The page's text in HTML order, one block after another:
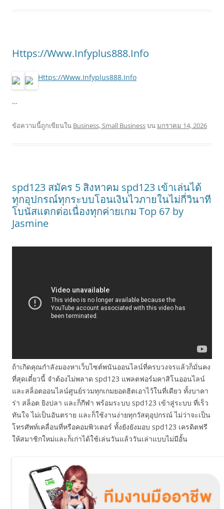
Https://Www.Infyplus888.Info
Https://Www.Infyplus888.Info
…
ข้อความนี้ถูกเขียนใน Business, Small Businessบนมกราคม 14, 2026
spd123 สมัคร 5 สิงหาคม spd123 เข้าเล่นได้
ทุกอุปกรณ์ทุกระบบโอนเงินไวภายในไม่กี่วินาที
โบนัสแตกต่อเนื่องทุกค่ายเกม Top 67 by
Jasmine
ถ้าเกิดคุณกำลังมองหาเว็บไซต์พนันออนไลน์ที่ครบวงจรแล้วก็มั่นคง
ที่สุดเดี๋ยวนี้ จำต้องไม่พลาด spd123 แพลตฟอร์มคาสิโนออนไลน์
และสล็อตออนไลน์ศูนย์รวมทุกเกมยอดฮิตเอาไว้ในที่เดียว ทั้งบาคา
ร่า สล็อต ยิงปลา และก็กีฬา พร้อมระบบ spd123 เข้าสู่ระบบ ที่เร็ว
ทันใจ ไม่เป็นอันตราย และก็ใช้งานง่ายทุกวัสดุอุปกรณ์ ไม่ว่าจะเป็น
โทรศัพท์เคลื่อนที่หรือคอมพิวเตอร์ ทั้งยังยังมอบ spd123 เครดิตฟรี
ให้สมาชิกใหม่และก็เก่าได้ใช้เล่นวันแล้ววันเล่าแบบไม่มีอั้น